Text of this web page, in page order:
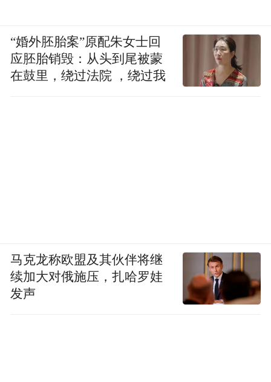
“婚外胚胎案”原配朱女士回
应胚胎销毁：从头到尾被蒙
在鼓里，绕过法院 ，绕过我
马克龙称欧盟及其伙伴将继
续加大对俄施压，扎哈罗娃
发声